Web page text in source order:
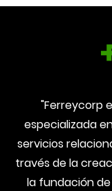
"Ferreycorp
especializada
servicios
través de la
la fundación